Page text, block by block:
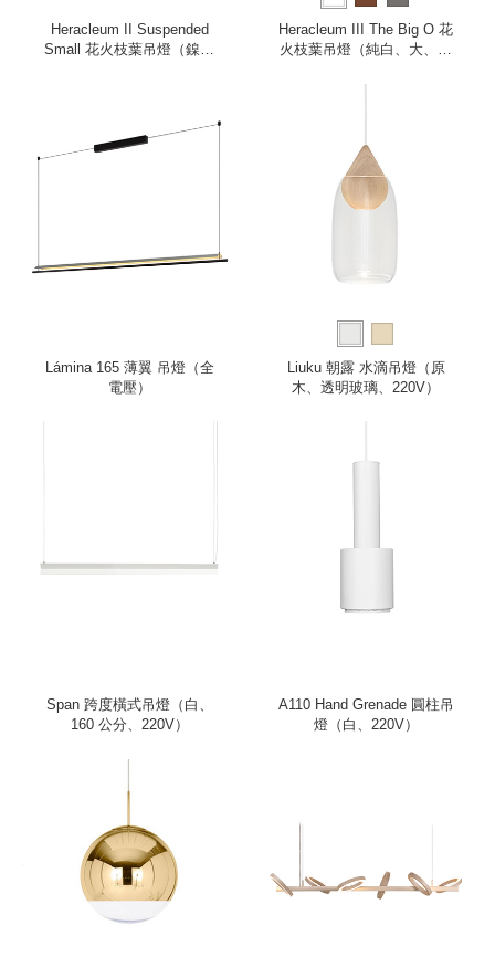
Heracleum II Suspended
Small 花火枝葉吊燈（鎳、
Heracleum III The Big O 花
火枝葉吊燈（純白、大、全
Lámina 165 薄翼 吊燈（全
電壓）
Liuku 朝露 水滴吊燈（原
木、透明玻璃、220V）
Span 跨度橫式吊燈（白、
160 公分、220V）
A110 Hand Grenade 圓柱吊
燈（白、220V）